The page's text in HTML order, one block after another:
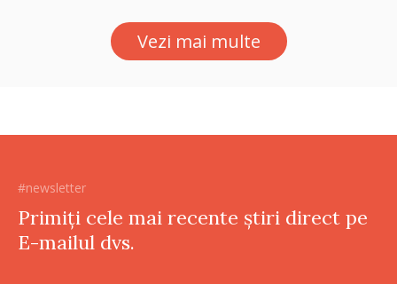
Vezi mai multe
#newsletter
Primiți cele mai recente știri direct pe
E-mailul dvs.